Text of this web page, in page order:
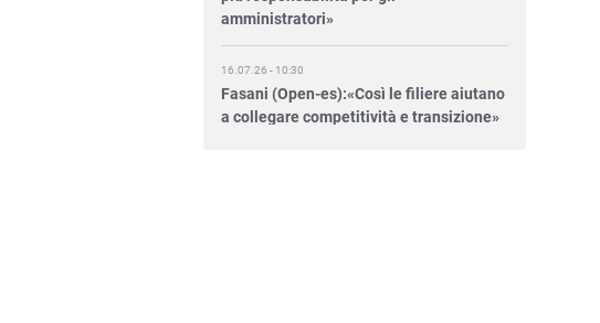
Fasani (Open-es):«Così le filiere aiutano
a collegare competitività e transizione»